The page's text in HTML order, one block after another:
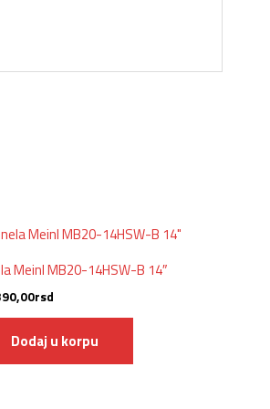
Meinl MB20-14HSW-B 14″
rsd
Dodaj u korpu